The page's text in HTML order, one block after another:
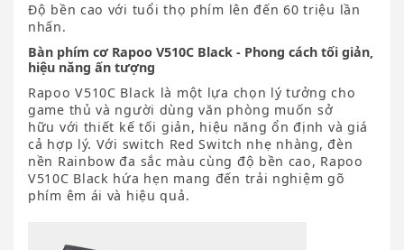
Độ bền cao với tuổi thọ phím lên đến 60 triệu lần
nhấn.
Bàn phím cơ Rapoo V510C Black - Phong cách tối giản,
hiệu năng ấn tượng
Rapoo V510C Black là một lựa chọn lý tưởng cho
game thủ và người dùng văn phòng muốn sở
hữu với thiết kế tối giản, hiệu năng ổn định và giá
cả hợp lý. Với switch Red Switch nhẹ nhàng, đèn
nền Rainbow đa sắc màu cùng độ bền cao, Rapoo
V510C Black hứa hẹn mang đến trải nghiệm gõ
phím êm ái và hiệu quả.